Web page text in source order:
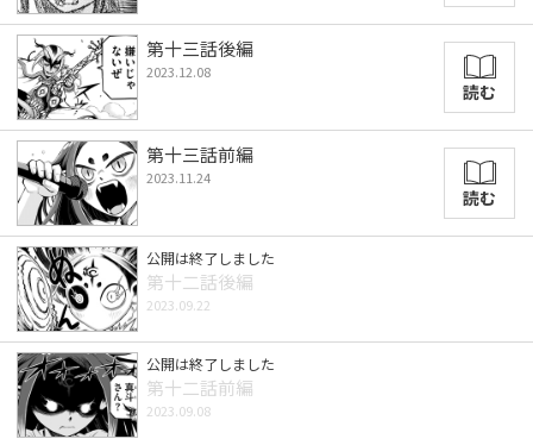
第十三話後編
2023.12.08
読む
第十三話前編
2023.11.24
読む
公開は終了しました
第十二話後編
2023.09.22
公開は終了しました
第十二話前編
2023.09.08